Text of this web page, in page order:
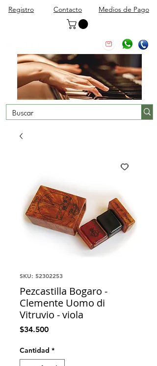
Registro Contacto Medios de Pago
SKU: 52302253
Pezcastilla Bogaro -
Clemente Uomo di
Vitruvio - viola
$34.500Precio
Cantidad *